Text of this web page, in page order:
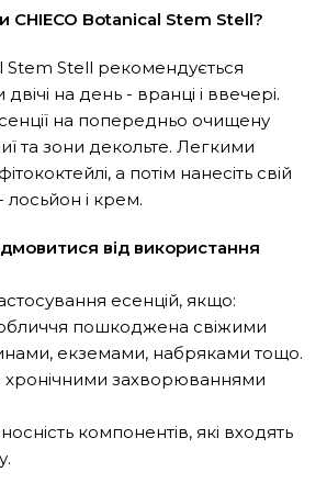
CHIECO Botanical Stem Stell?
Stem Stell рекомендується
на день - вранці і ввечері.
на попередньо очищену
та зони декольте. Легкими
а потім нанесіть свій
і крем.
від використання
есенцій, якщо:
пошкоджена свіжими
екземами, набряками тощо.
хронічними захворюваннями
компонентів, які входять